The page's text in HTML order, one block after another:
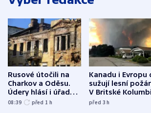
Rusové útočili na
Charkov a Oděsu.
Údery hlásí i úřady v
Bělgorodu
08:39 před 1 h
Kanadu i Evropu
sužují lesní
V Britské
evakuovali tisíce
před 3h